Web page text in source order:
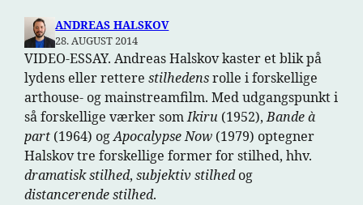
ANDREAS HALSKOV
28. AUGUST 2014
VIDEO-ESSAY. Andreas Halskov kaster et blik på
lydens eller retterestilhedensrolle i forskellige
arthouse- og mainstreamfilm. Med udgangspunkt i
så forskellige værker somIkiru (1952),Bande à
part (1964) ogApocalypse Now (1979) optegner
Halskov tre forskellige former for stilhed, hhv.
dramatisk stilhed,subjektiv stilhedog
distancerende stilhed.